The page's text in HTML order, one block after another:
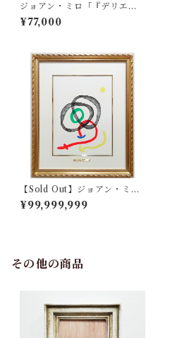
ジョアン・ミロ「『デリエー
ル・ル・ミロワール no.203』
より ソブレティクシム Pl.
¥77,000
【Sold Out】ジョアン・ミロ
「『デリエール・ル・ミロワ
ール no.169』より MIRO A
¥99,999,999
その他の商品